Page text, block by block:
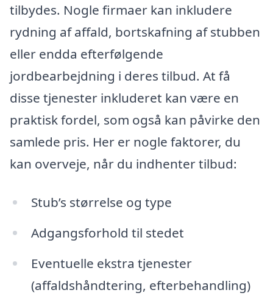
tilbydes. Nogle firmaer kan inkludere
rydning af affald, bortskafning af stubben
eller endda efterfølgende
jordbearbejdning i deres tilbud. At få
disse tjenester inkluderet kan være en
praktisk fordel, som også kan påvirke den
samlede pris. Her er nogle faktorer, du
kan overveje, når du indhenter tilbud:
Stub’s størrelse og type
Adgangsforhold til stedet
Eventuelle ekstra tjenester
(affaldshåndtering, efterbehandling)